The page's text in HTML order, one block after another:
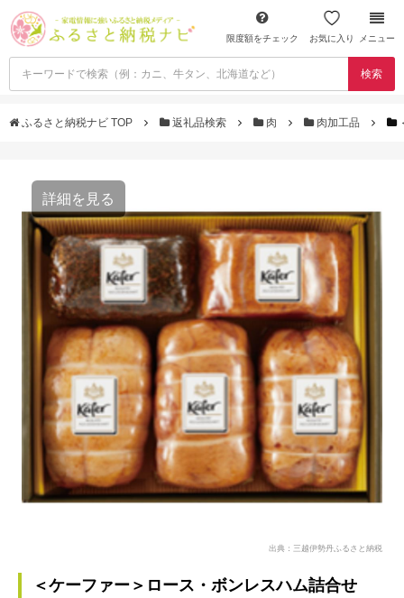
限度額をチェック お気に入り メニュー
検索
ふるさと納税ナビ TOP 返礼品検索 肉 肉加工品
詳細を見る
出典：三越伊勢丹ふるさと納税
＜ケーファー＞ロース・ボンレスハム詰合せ